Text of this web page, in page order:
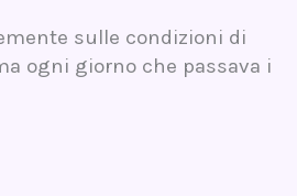
sulle condizioni di
ogni giorno che passava i